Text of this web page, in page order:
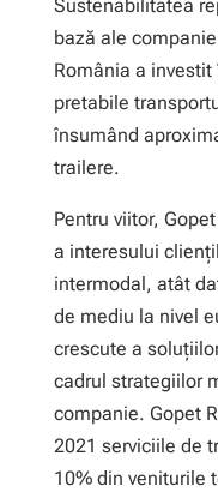
Sustenabilitatea
bază ale
România a
pretabile
însumând
trailere.
Pentru viitor,
a interesului
intermodal, atât
de mediu la nivel
crescute a
cadrul strategiilor
companie. Gopet
2021 serviciile de
10% din veniturile